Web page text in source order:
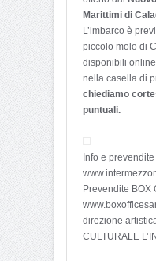
Marittimi di
L’imbarco è
piccolo molo di
disponibili
nella casella di
chiediamo
puntuali.
Info e
Prevendite BOX
direzione
CULTURALE